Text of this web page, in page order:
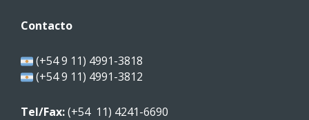
Contacto
(+54 9 11) 4991-3818
(+54 9 11) 4991-3812
Tel/Fax:(+54 11) 4241-6690